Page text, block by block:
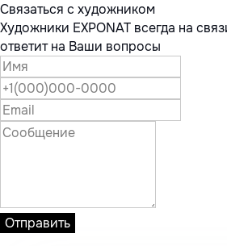
Связаться с художником
Художники EXPONAT всегда на
ответит на Ваши вопросы
Отправить